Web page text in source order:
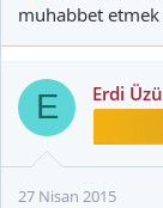
muhabbet etmek
E Erdi
27 Nisan 2015